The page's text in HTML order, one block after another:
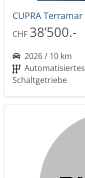
CHF 38’500.-
2026 / 10 km
Automatisiertes
Schaltgetriebe